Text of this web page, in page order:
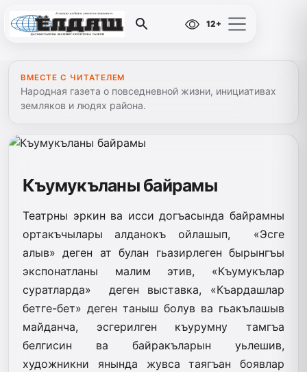
12+
ВМЕСТЕ С ЧИТАТЕЛЕМ
Народная газета о повседневной жизни, инициативах
земляков и людях района.
Къумукъланы байрамы
Театрны эркин ва исси догъасында байрамны
ортакъчылары алданокъ ойлашып, «Эсге
алыв» деген ат булан гьазирлеген бырынгъы
экспонатланы малим этив, «Къумукълар
суратларда» деген выставка, «Къардашлар
бетге-бет» деген таныш болув ва гьакълашыв
майданча, эсгерилген къурумну тамгъа
белгисин ва байракъларын уьлешив,
художникни янында жувса таягъан боявлар